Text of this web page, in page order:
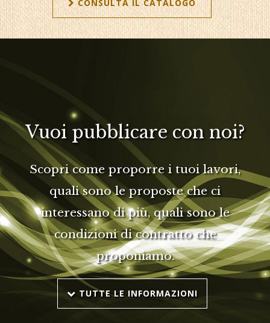
CONSULTA IL CATALOGO
Vuoi pubblicare con noi?
Scopri come proporre i tuoi lavori,
quali sono le proposte che ci
interessano di più, quali sono le
condizioni di contratto che
proponiamo.
TUTTE LE INFORMAZIONI